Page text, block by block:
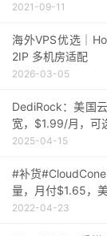
2021-09-11
海外VPS优选｜
2IP 多机房适配
2026-03-05
DediRock：美国
宽，$1.99/月，可
2025-04-15
#补货
量，月付$1.65，
2022-04-23